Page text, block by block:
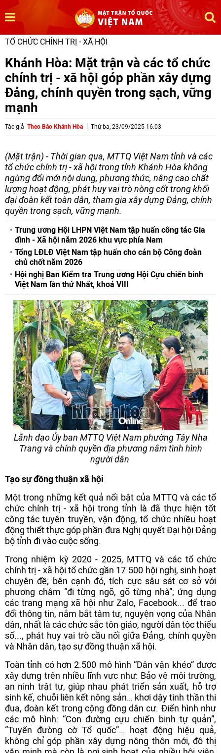
TỔ CHỨC CHÍNH TRỊ - XÃ HỘI
Khánh Hòa: Mặt trận và các tổ chức
chính trị - xã hội góp phần xây dựng
Đảng, chính quyền trong sạch, vững
mạnh
Tác giả Theo Báo Khánh Hòa Thứ ba, 23/09/2025 16:03
(Mặt trận) - Thời gian qua, MTTQ Việt Nam tỉnh và các
tổ chức chính trị - xã hội trong tỉnh Khánh Hòa không
ngừng đổi mới nội dung, phương thức, nâng cao chất
lượng hoạt động, phát huy vai trò nòng cốt trong khối
đại đoàn kết toàn dân, tham gia xây dựng Đảng, chính
quyền trong sạch, vững mạnh.
Trung ương Hội LHPN Việt Nam tập huấn công tác Gia
đình - Xã hội năm 2026 khu vực phía Nam
Tổng LĐLĐ Việt Nam tập huấn cho cán bộ Công đoàn
chủ chốt năm 2026
Hội nghị Ban Kiểm tra Trung ương Hội Cựu chiến binh
Việt Nam lần thứ Nhất, khoá VIII
Lãnh đạo Ủy ban MTTQ Việt Nam phường Tây Nha
Trang và chính quyền địa phương nắm tình hình
người dân
Tạo sự đồng thuận xã hội
Một trong những kết quả nổi bật của MTTQ và các tổ
chức chính trị - xã hội trong tỉnh là đã thực hiện tốt
công tác tuyên truyền, vận động, tổ chức nhiều hoạt
động thiết thực góp phần đưa Nghị quyết Đại hội Đảng
bộ tỉnh đi vào cuộc sống.
Trong nhiệm kỳ 2020 - 2025, MTTQ và các tổ chức
chính trị - xã hội tổ chức gần 17.500 hội nghị, sinh hoạt
chuyên đề; bên cạnh đó, tích cực sâu sát cơ sở với
phương châm “đi từng ngõ, gõ từng nhà”; ứng dụng
các trang mạng xã hội như Zalo, Facebook... để trao
đổi thông tin, nắm bắt tâm tư, nguyện vọng của Nhân
dân, nhất là các chức sắc tôn giáo, người dân tộc thiểu
số..., phát huy vai trò cầu nối giữa Đảng, chính quyền
và Nhân dân, tạo sự đồng thuận xã hội.
Toàn tỉnh có hơn 2.500 mô hình “Dân vận khéo” được
xây dựng trên nhiều lĩnh vực như: Bảo vệ môi trường,
an ninh trật tự, giúp nhau phát triển sản xuất, hỗ trợ
sinh kế, chuỗi liên kết nông sản… khơi dậy tinh thần thi
đua, đoàn kết trong cộng đồng dân cư. Điển hình như
các mô hình: “Con đường cựu chiến binh tự quản”,
“Tuyến đường cờ Tổ quốc”… hoạt động hiệu quả,
không chỉ góp phần xây dựng nông thôn mới, đô thị